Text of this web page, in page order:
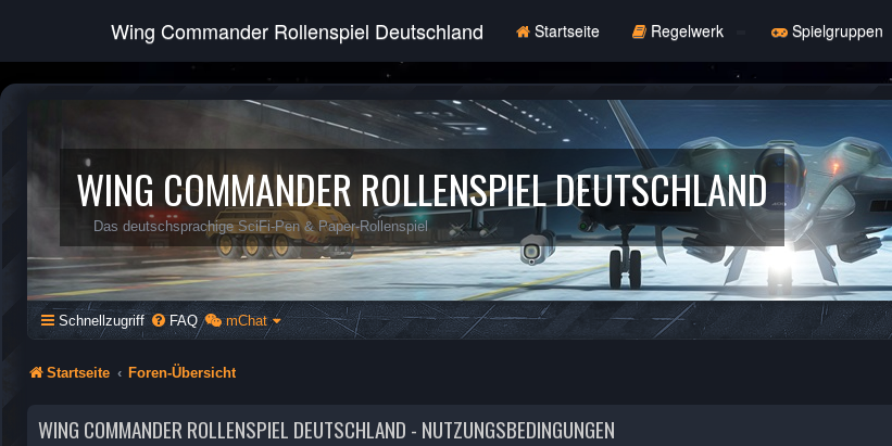
Wing Commander Rollenspiel Deutschland Startseite Regelwerk Spielgruppen
WING COMMANDER ROLLENSPIEL DEUTSCHLAND
Das deutschsprachige SciFi-Pen & Paper-Rollenspiel
Schnellzugriff FAQ mChat
Startseite Foren-Übersicht
WING COMMANDER ROLLENSPIEL DEUTSCHLAND - NUTZUNGSBEDINGUNGEN